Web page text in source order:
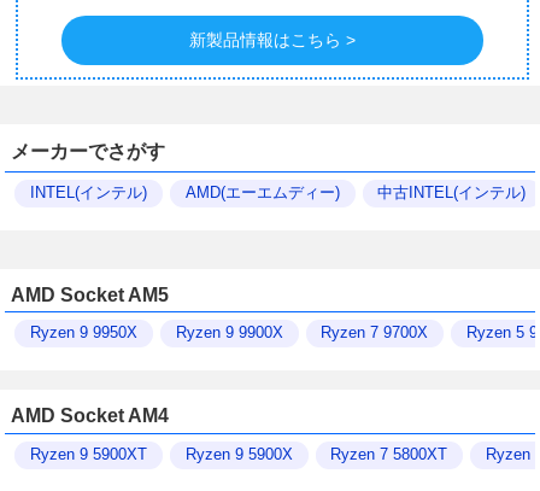
新製品情報はこちら >
メーカーでさがす
INTEL(インテル) AMD(エーエムディー) 中古INTEL(インテル)
AMD Socket AM5
Ryzen 9 9950X Ryzen 9 9900X Ryzen 7 9700X Ryzen 5
AMD Socket AM4
Ryzen 9 5900XT Ryzen 9 5900X Ryzen 7 5800XT Ryzen